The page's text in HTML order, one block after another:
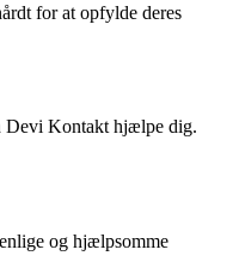
for at opfylde deres
Devi Kontakt hjælpe dig.
og hjælpsomme